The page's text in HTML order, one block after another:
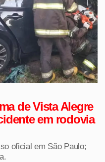
de Vista Alegre
em rodovia
oficial em São Paulo;